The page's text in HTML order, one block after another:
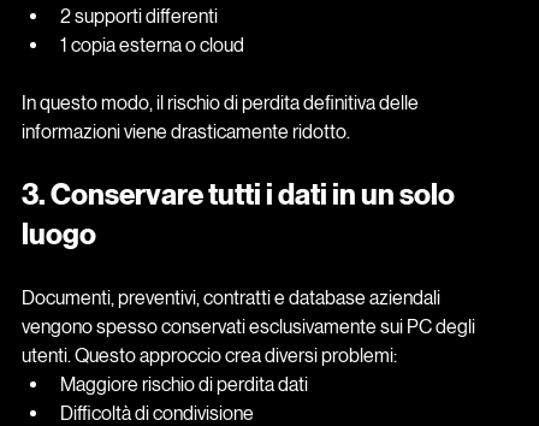
2 supporti differenti
1 copia esterna o cloud
In questo modo, il rischio di perdita definitiva delle
informazioni viene drasticamente ridotto.
3. Conservare tutti i dati in un solo
luogo
Documenti, preventivi, contratti e database aziendali
vengono spesso conservati esclusivamente sui PC degli
utenti. Questo approccio crea diversi problemi:
Maggiore rischio di perdita dati
Difficoltà di condivisione